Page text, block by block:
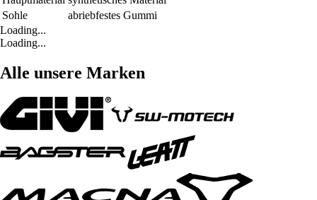
Sohle
abriebfestes Gummi
Loading...
Loading...
Alle unsere Marken